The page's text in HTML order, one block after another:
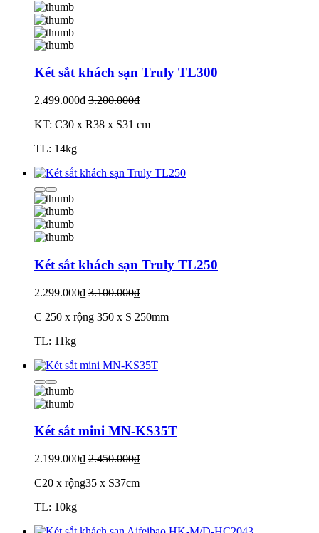
Két sắt khách sạn Truly TL300
2.499.000₫ 3.200.000₫
KT: C30 x R38 x S31 cm
TL: 14kg
Két sắt khách sạn Truly TL250
2.299.000₫ 3.100.000₫
C 250 x rộng 350 x S 250mm
TL: 11kg
Két sắt mini MN-KS35T
2.199.000₫ 2.450.000₫
C20 x rộng35 x S37cm
TL: 10kg